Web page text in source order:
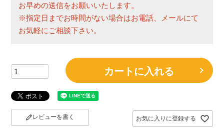
お早めの送信をお願いいたします。
※指定日までお時間がない場合はお電話、メールにて
お気軽にご相談下さい。
お気に入りに登録する
カートに入れる
レビューを書く